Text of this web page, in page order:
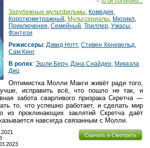
Зарубежные мультфильмы Комедия
Короткометражный Мультсериалы Мюзикл
Приключения Семейный Триллер Ужасы
Фэнтези
Режиссеры: Дэвид Нотт, Стивен Хеневельд
Сам Кинг
В ролях: Эшли Берч Дэна Снайдер Микаэла
Диц
Оптимистка Молли Макги живёт ради того,
исправить всё, что пошло не так, и
забота сварливого призрака Скретча —
то, что успешно работает, и сделать мир
проклинающих заклятий Скретча даёт
навсегда связанным с Молли.
Скачать и Смотреть